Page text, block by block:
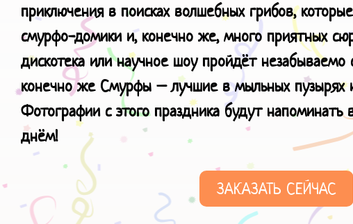
приключения в поисках волшебных грибов,
смурфо-домики и, конечно же, много приятных
дискотека или научное шоу пройдёт
конечно же Смурфы – лучшие в мыльных пузырях
Фотографии с этого праздника будут напоминать
днём!
ЗАКАЗАТЬ СЕЙЧАС